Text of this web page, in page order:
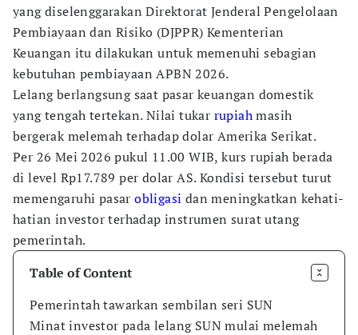
yang diselenggarakan Direktorat Jenderal Pengelolaan
Pembiayaan dan Risiko (DJPPR) Kementerian
Keuangan itu dilakukan untuk memenuhi sebagian
kebutuhan pembiayaan APBN 2026.
Lelang berlangsung saat pasar keuangan domestik
yang tengah tertekan. Nilai tukar rupiahmasih
bergerak melemah terhadap dolar Amerika Serikat.
Per 26 Mei 2026 pukul 11.00 WIB, kurs rupiah berada
di level Rp17.789 per dolar AS. Kondisi tersebut turut
memengaruhi pasarobligasi dan meningkatkan kehati-
hatian investor terhadap instrumen surat utang
pemerintah.
Table of Content
Pemerintah tawarkan sembilan seri SUN
Minat investor pada lelang SUN mulai melemah